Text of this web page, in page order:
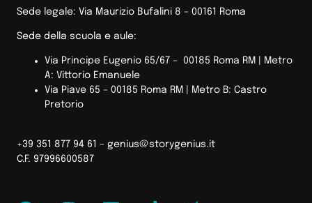
Sede legale: Via Maurizio Bufalini 8 – 00161 Roma
Sede della scuola e aule:
Via Principe Eugenio 65/67 – 00185 Roma RM |
Metro
A: Vittorio Emanuele
Via Piave 65 – 00185 Roma RM | Metro B: Castro
Pretorio
+39 351 877 94 61 – genius@storygenius.it
C.F. 97996600587